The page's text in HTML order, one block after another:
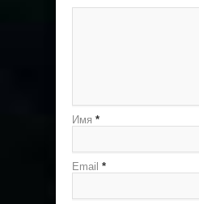
Имя *
Email *